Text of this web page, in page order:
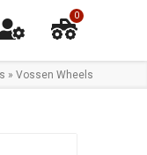
0
» Vossen Wheels